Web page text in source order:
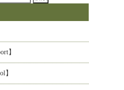
】
】